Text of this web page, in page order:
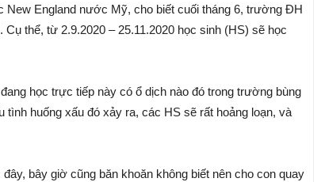
England nước Mỹ, cho biết cuối tháng 6, trường ĐH
thể, từ 2.9.2020 – 25.11.2020 học sinh (HS) sẽ học
học trực tiếp này có ổ dịch nào đó trong trường bùng
huống xấu đó xảy ra, các HS sẽ rất hoảng loạn, và
bây giờ cũng băn khoăn không biết nên cho con quay